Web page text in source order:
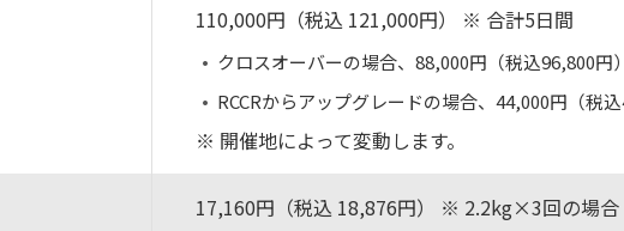
110,000円（税込 121,000円） ※ 合計5日間
クロスオーバーの場合、88,000円（税込96,800円）
RCCRからアップグレードの場合、44,000円（税込
※ 開催地によって変動します。
17,160円（税込 18,876円） ※ 2.2kg×3回の場合